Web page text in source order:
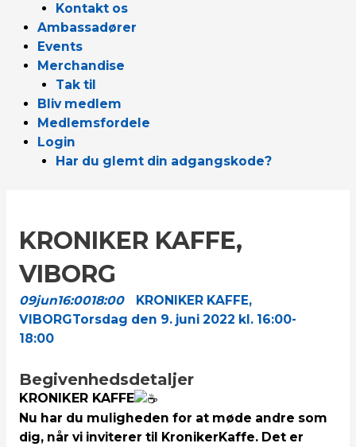
Kontakt os
Ambassadører
Events
Merchandise
Tak til
Bliv medlem
Medlemsfordele
Login
Har du glemt din adgangskode?
KRONIKER KAFFE,
VIBORG
09jun16:0018:00
KRONIKER KAFFE,
VIBORGTorsdag den 9. juni 2022 kl. 16:00-
18:00
Begivenhedsdetaljer
KRONIKER KAFFE
️
Nu har du muligheden for at møde andre som
dig, når vi inviterer til KronikerKaffe. Det er